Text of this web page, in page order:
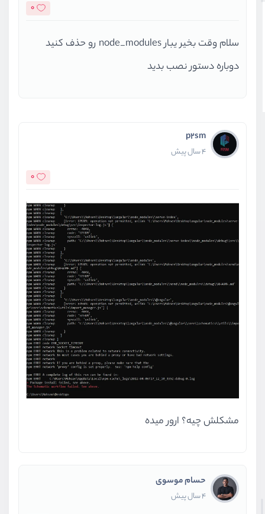
0
سلام وقت بخیر یبار node_modules رو حذف کنید
دوباره دستور نصب بدید
p2sm
4 سال پیش
0
مشکلش چیه؟ ارور میده
حسام موسوی
4 سال پیش